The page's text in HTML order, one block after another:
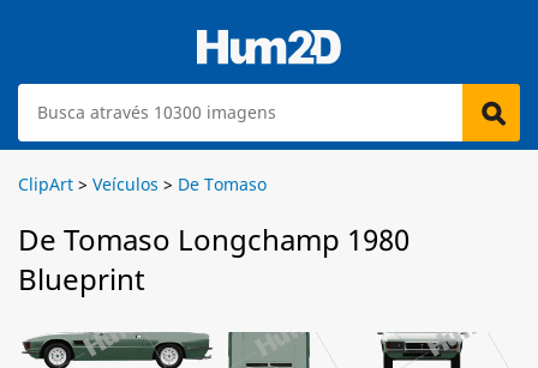
ClipArt > Veículos > De Tomaso
De Tomaso Longchamp 1980
Blueprint